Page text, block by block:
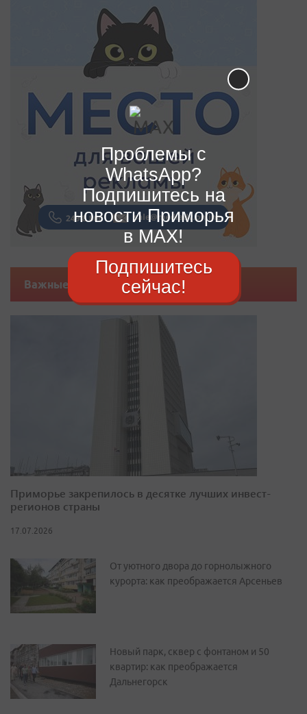
Важные новости
Приморье закрепилось в десятке лучших инвест-
регионов страны
17.07.2026
От уютного двора до горнолыжного
курорта: как преображается Арсеньев
Новый парк, сквер с фонтаном и 50
квартир: как преображается
Дальнегорск
Проблемы с
WhatsApp?
Подпишитесь на
новости Приморья
в MAX!
Подпишитесь
сейчас!